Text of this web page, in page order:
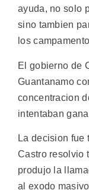
ayuda, no solo
sino tambien
los
El gobierno de
Guantanamo
concentracion
intentaban
La decision fue
Castro resolvio
produjo la
al exodo